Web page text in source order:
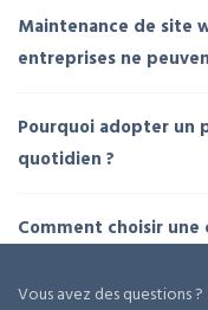
Maintenance de site
entreprises ne
Pourquoi adopter un
quotidien ?
Comment choisir
Vous avez des questions ?